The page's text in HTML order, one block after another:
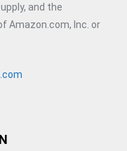
and the
Amazon.com, Inc. or